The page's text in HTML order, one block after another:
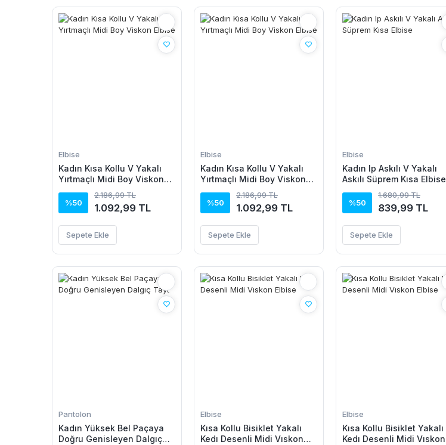
Elbise
Kadın Kısa Kollu V Yakalı
Yırtmaçlı Midi Boy Viskon
%50
2.186,99 TL
1.092,99 TL
Sepete Ekle
Elbise
Kadın Kısa Kollu V Yakalı
Yırtmaçlı Midi Boy Viskon
%50
2.186,99 TL
1.092,99 TL
Sepete Ekle
Elbise
Kadın Ip Askılı V Yakalı
Askılı Süprem Kısa Elbise
%50
1.680,99 TL
839,99 TL
Sepete Ekle
Pantolon
Kadın Yüksek Bel Paçaya
Doğru Genisleyen Dalgıç
Elbise
Kısa Kollu Bisiklet Yakalı
Kedı Desenli Midi Vıskon
Elbise
Kısa Kollu Bisiklet Yakalı
Kedı Desenli Midi Vıskon